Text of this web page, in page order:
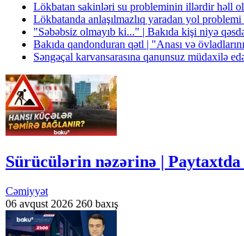
Lökbatan sakinləri su probleminin illərdir həll
Lökbatanda anlaşılmazlıq yaradan yol
"Səbəbsiz olmayıb ki..." | Bakıda kişi niyə
Bakıda qandonduran qətl | "Anası və
Səngəçal karvansarasına qanunsuz müdaxilə
Sürücülərin nəzərinə |
Cəmiyyət
06 avqust 2026 260 baxış